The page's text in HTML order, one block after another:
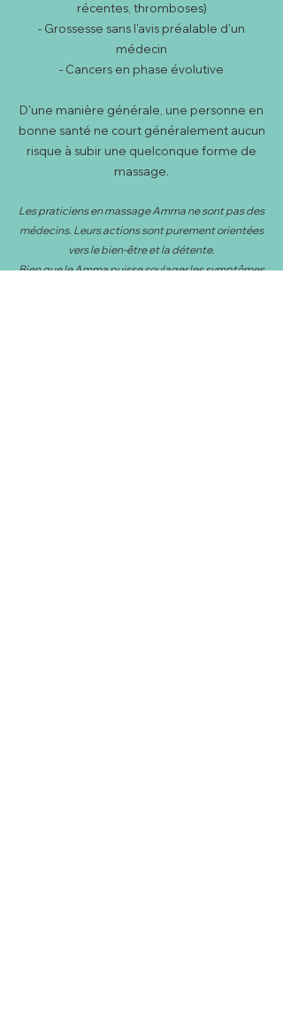
récentes, thromboses)
- Grossesse sans l'avis préalable d'un
médecin
- Cancers en phase évolutive
D'une manière générale, une personne en
bonne santé ne court généralement aucun
risque à subir une quelconque forme de
massage.
Les praticiens en massage Amma ne sont pas des
médecins. Leurs actions sont purement orientées
vers le bien-être et la détente.
Bien que le Amma puisse soulager les symptômes